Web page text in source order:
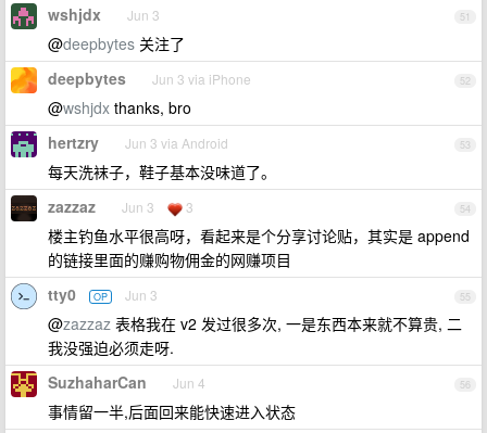
51
wshjdx Jun 3
@deepbytes 关注了
52
deepbytes Jun 3 via iPhone
@wshjdx thanks, bro
53
hertzry Jun 3 via Android
每天洗袜子，鞋子基本没味道了。
54
zazzaz Jun 3 3
楼主钓鱼水平很高呀，看起来是个分享讨论贴，其实是 append
的链接里面的赚购物佣金的网赚项目
55
tty0 OP Jun 3
@zazzaz 表格我在 v2 发过很多次, 一是东西本来就不算贵, 二
我没强迫必须走呀.
56
SuzhaharCan Jun 4
事情留一半,后面回来能快速进入状态